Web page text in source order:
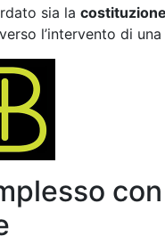
sia la
l’intervento di